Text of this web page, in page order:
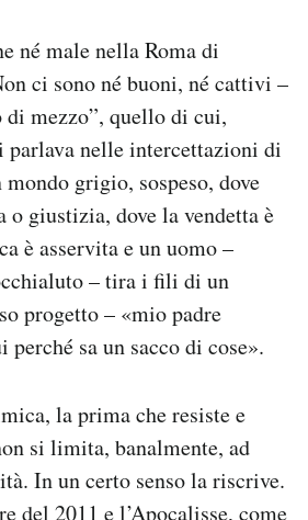
né male nella Roma di
ci sono né buoni, né cattivi –
di mezzo”, quello di cui,
parlava nelle intercettazioni di
grigio, sospeso, dove
o giustizia, dove la vendetta è
è asservita e un uomo –
– tira i fili di un
progetto – «mio padre
perché sa un sacco di cose».
la prima che resiste e
si limita, banalmente, ad
In un certo senso la riscrive.
del 2011 e l’Apocalisse, come